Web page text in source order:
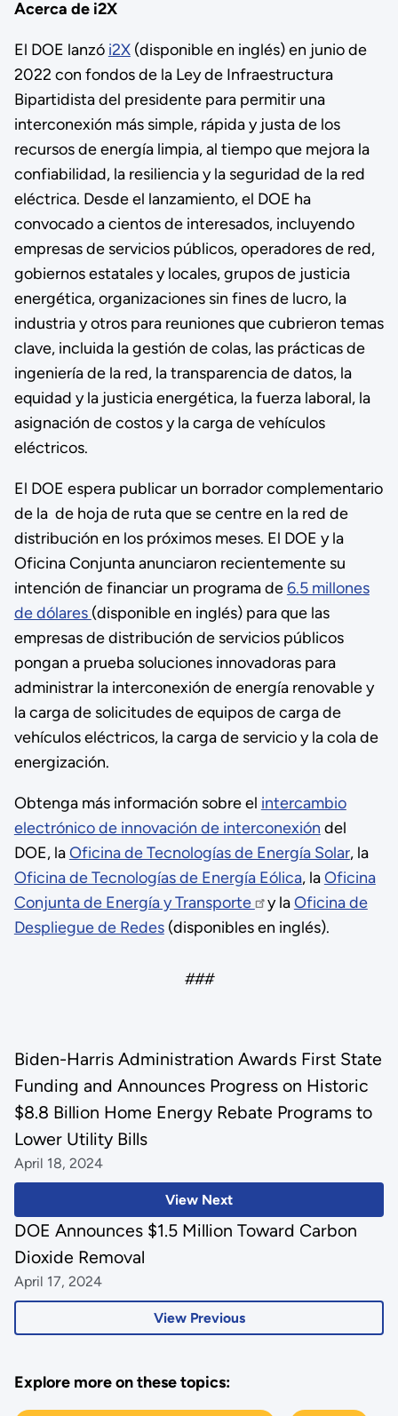
Acerca de i2X
El DOE lanzó i2X(disponible en inglés) en junio de
2022 con fondos de la Ley de Infraestructura
Bipartidista del presidente para permitir una
interconexión más simple, rápida y justa de los
recursos de energía limpia, al tiempo que mejora la
confiabilidad, la resiliencia y la seguridad de la red
eléctrica. Desde el lanzamiento, el DOE ha
convocado a cientos de interesados, incluyendo
empresas de servicios públicos, operadores de red,
gobiernos estatales y locales, grupos de justicia
energética, organizaciones sin fines de lucro, la
industria y otros para reuniones que cubrieron temas
clave, incluida la gestión de colas, las prácticas de
ingeniería de la red, la transparencia de datos, la
equidad y la justicia energética, la fuerza laboral, la
asignación de costos y la carga de vehículos
eléctricos.
El DOE espera publicar un borrador complementario
de la de hoja de ruta que se centre en la red de
distribución en los próximos meses. El DOE y la
Oficina Conjunta anunciaron recientemente su
intención de financiar un programa de6.5 millones
de dólares (disponible en inglés) para que las
empresas de distribución de servicios públicos
pongan a prueba soluciones innovadoras para
administrar la interconexión de energía renovable y
la carga de solicitudes de equipos de carga de
vehículos eléctricos, la carga de servicio y la cola de
energización.
Obtenga más información sobre el intercambio
electrónico de innovación de interconexión del
DOE, laOficina de Tecnologías de Energía Solar, la
Oficina de Tecnologías de Energía Eólica, laOficina
Conjunta de Energía y Transporte
y laOficina de
Despliegue de Redes(disponibles en inglés).
###
View Next
Biden-Harris Administration Awards First State
Funding and Announces Progress on Historic
$8.8 Billion Home Energy Rebate Programs to
Lower Utility Bills
April 18, 2024
View Previous
DOE Announces $1.5 Million Toward Carbon
Dioxide Removal
April 17, 2024
Explore more on these topics: